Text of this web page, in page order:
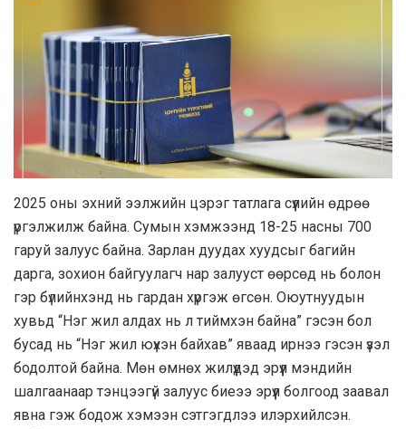
2025 оны эхний ээлжийн цэрэг татлага сүүлийн өдрөө
үргэлжилж байна. Сумын хэмжээнд 18-25 насны 700
гаруй залуус байна. Зарлан дуудах хуудсыг багийн
дарга, зохион байгуулагч нар залууст өөрсөд нь болон
гэр бүлийнхэнд нь гардан хүргэж өгсөн. Оюутнуудын
хувьд “Нэг жил алдах нь л тиймхэн байна” гэсэн бол
бусад нь “Нэг жил юүхэн байхав” яваад ирнээ гэсэн үзэл
бодолтой байна. Мөн өмнөх жилүүдэд эрүүл мэндийн
шалгаанаар тэнцээгүй залуус биеээ эрүүл болгоод заавал
явна гэж бодож хэмээн сэтгэгдлээ илэрхийлсэн.